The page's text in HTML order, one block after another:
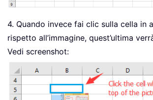
4. Quando invece fai clic sulla cella in
rispetto all’immagine, quest’ultima
Vedi screenshot: